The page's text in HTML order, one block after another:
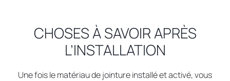
CHOSES À SAVOIR APRÈS
L’INSTALLATION
Une fois le matériau de jointure installé et activé, vous